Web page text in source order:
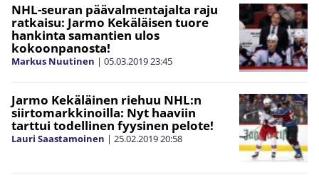
NHL-seuran päävalmentajalta raju
ratkaisu: Jarmo Kekäläisen tuore
hankinta samantien ulos
kokoonpanosta!
Markus Nuutinen | 05.03.2019 23:45
Jarmo Kekäläinen riehuu NHL:n
siirtomarkkinoilla: Nyt haaviin
tarttui todellinen fyysinen pelote!
Lauri Saastamoinen | 25.02.2019 20:58